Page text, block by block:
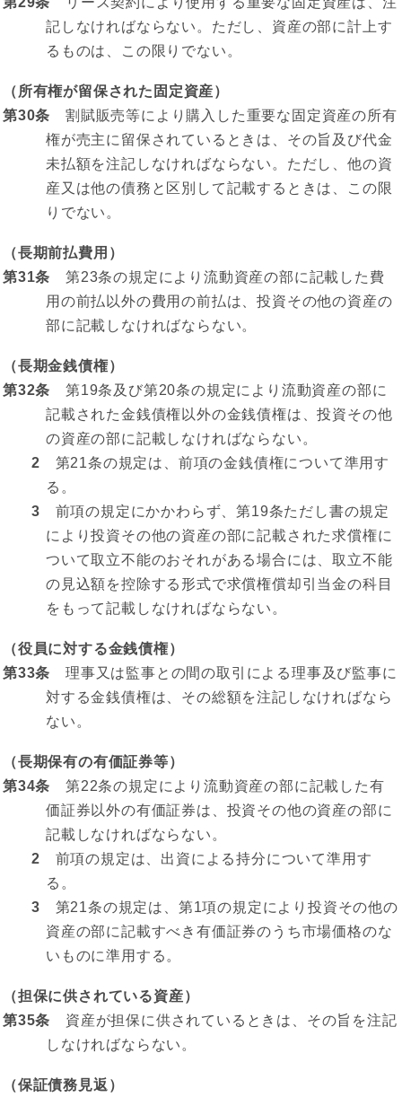
記しなければならない。ただし、資産の部に計上す
るものは、この限りでない。
（所有権が留保された固定資産）
第30条 割賦販売等により購入した重要な固定資産の所有
権が売主に留保されているときは、その旨及び代金
未払額を注記しなければならない。ただし、他の資
産又は他の債務と区別して記載するときは、この限
りでない。
（長期前払費用）
第31条 第23条の規定により流動資産の部に記載した費
用の前払以外の費用の前払は、投資その他の資産の
部に記載しなければならない。
（長期金銭債権）
第32条 第19条及び第20条の規定により流動資産の部に
記載された金銭債権以外の金銭債権は、投資その他
の資産の部に記載しなければならない。
2 第21条の規定は、前項の金銭債権について準用す
る。
3 前項の規定にかかわらず、第19条ただし書の規定
により投資その他の資産の部に記載された求償権に
ついて取立不能のおそれがある場合には、取立不能
の見込額を控除する形式で求償権償却引当金の科目
をもって記載しなければならない。
（役員に対する金銭債権）
第33条 理事又は監事との間の取引による理事及び監事に
対する金銭債権は、その総額を注記しなければなら
ない。
（長期保有の有価証券等）
第34条 第22条の規定により流動資産の部に記載した有
価証券以外の有価証券は、投資その他の資産の部に
記載しなければならない。
2 前項の規定は、出資による持分について準用す
る。
3 第21条の規定は、第1項の規定により投資その他の
資産の部に記載すべき有価証券のうち市場価格のな
いものに準用する。
（担保に供されている資産）
第35条 資産が担保に供されているときは、その旨を注記
しなければならない。
（保証債務見返）